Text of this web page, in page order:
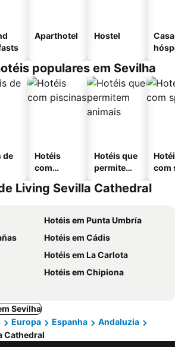
Aparthotel Hostel
populares em Sevilha
de
Hotéis
com
Hotéis que
permitem
com
Living Sevilla Cathedral
Hotéis em Punta Umbría
Hotéis em Cádis
Hotéis em La Carlota
Hotéis em Chipiona
Sevilha
Europa Espanha
Andaluzia
Cathedral